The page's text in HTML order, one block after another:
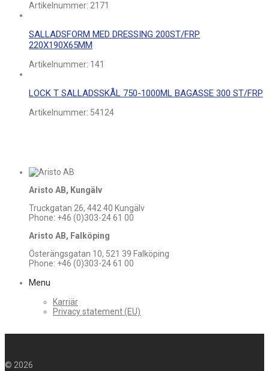
Artikelnummer: 2171
SALLADSFORM MED DRESSING 200ST/FRP
220X190X65MM
Artikelnummer: 141
LOCK T SALLADSSKÅL 750-1000ML BAGASSE 300 ST/FRP
Artikelnummer: 54124
Aristo AB, Kungälv
Truckgatan 26, 442 40 Kungälv
Phone: +46 (0)303-24 61 00
Aristo AB, Falköping
Österängsgatan 10, 521 39 Falköping
Phone: +46 (0)303-24 61 00
Menu
Karriär
Privacy statement (EU)
© 2026